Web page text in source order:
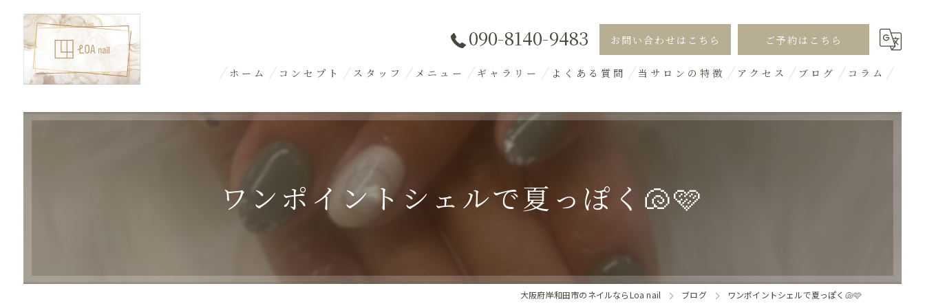
090-8140-9483 お問い合わせはこちら ご予約はこちら
ホーム コンセプト スタッフ メニュー ギャラリー よくある質問 当サロンの特徴
シンプル
アクセス ブログ コラム
ワンポイントシェルで夏っぽく🐚🩷
大阪府岸和田市のネイルならLoa nail ブログ ワンポイントシェルで夏っぽく🐚🩷